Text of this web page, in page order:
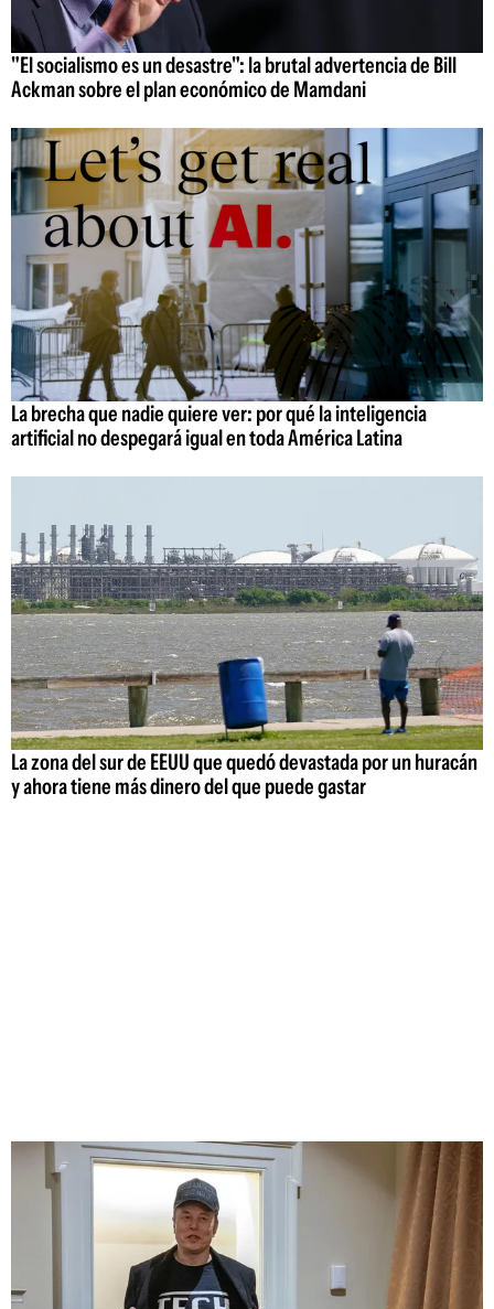
"El socialismo es un desastre": la brutal advertencia de Bill
Ackman sobre el plan económico de Mamdani
La brecha que nadie quiere ver: por qué la inteligencia
artificial no despegará igual en toda América Latina
La zona del sur de EEUU que quedó devastada por un huracán
y ahora tiene más dinero del que puede gastar